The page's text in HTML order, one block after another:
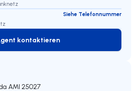
Siehe Telefonnummer
Agent kontaktieren
kontaktieren
AMI 25027